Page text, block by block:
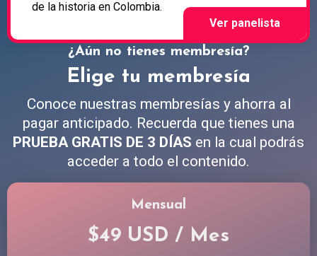
de la historia en Colombia.
¿Aún no tienes membresía?
Elige tu membresía
Conoce nuestras membresías y ahorra al
pagar anticipado. Recuerda que tienes una
PRUEBA GRATIS DE 3 DÍAS en la cual podrás
acceder a todo el contenido.
Mensual
$49 USD / Mes